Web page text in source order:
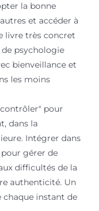
la bonne
et accéder à
livre très concret
psychologie
bienveillance et
les moins
pour
dans la
Intégrer dans
gérer de
difficultés de la
authenticité. Un
instant de